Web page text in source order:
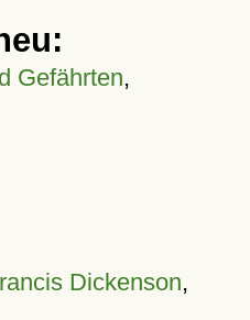
Gefährten,
Dickenson,